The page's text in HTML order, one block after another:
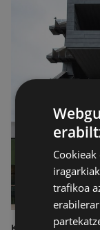
KULTURA
trafikoa